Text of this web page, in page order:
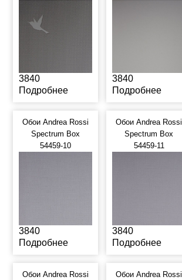
3840
Подробнее
3840
Подробнее
Обои Andrea Rossi
Spectrum Box
54459-10
3840
Подробнее
Обои Andrea Rossi
Spectrum Box
54459-11
3840
Подробнее
Обои Andrea Rossi
Обои Andrea Rossi